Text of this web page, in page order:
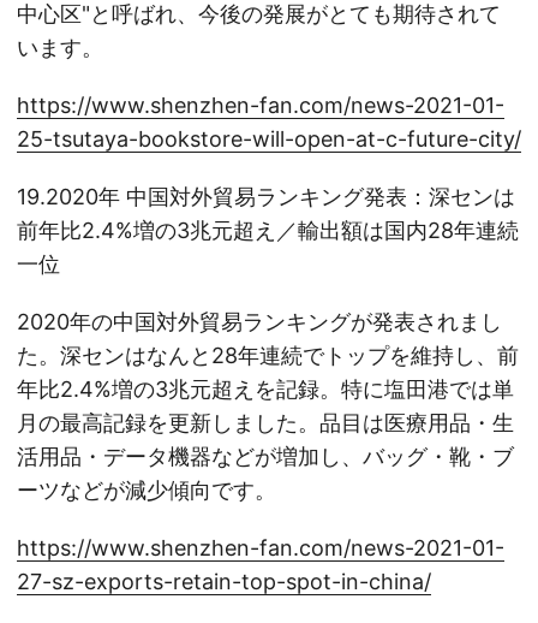
中心区"と呼ばれ、今後の発展がとても期待されて
います。
https://www.shenzhen-fan.com/news-2021-01-
25-tsutaya-bookstore-will-open-at-c-future-city/
19.2020年 中国対外貿易ランキング発表：深センは
前年比2.4%増の3兆元超え／輸出額は国内28年連続
一位
2020年の中国対外貿易ランキングが発表されまし
た。深センはなんと28年連続でトップを維持し、前
年比2.4%増の3兆元超えを記録。特に塩田港では単
月の最高記録を更新しました。品目は医療用品・生
活用品・データ機器などが増加し、バッグ・靴・ブ
ーツなどが減少傾向です。
https://www.shenzhen-fan.com/news-2021-01-
27-sz-exports-retain-top-spot-in-china/